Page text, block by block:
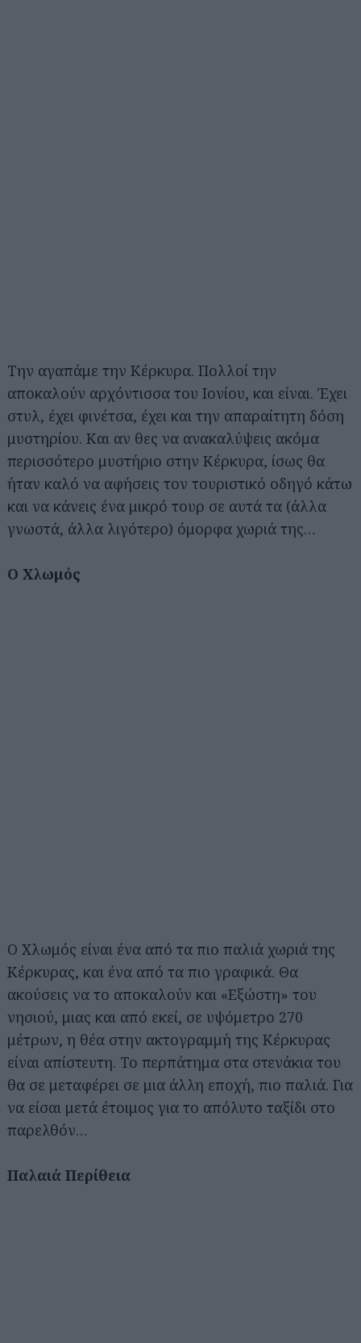
Την αγαπάμε την Κέρκυρα. Πολλοί την
αποκαλούν αρχόντισσα του Ιονίου, και είναι. Έχει
στυλ, έχει φινέτσα, έχει και την απαραίτητη δόση
μυστηρίου. Και αν θες να ανακαλύψεις ακόμα
περισσότερο μυστήριο στην Κέρκυρα, ίσως θα
ήταν καλό να αφήσεις τον τουριστικό οδηγό κάτω
και να κάνεις ένα μικρό τουρ σε αυτά τα (άλλα
γνωστά, άλλα λιγότερο) όμορφα χωριά της…
Ο Χλωμός
Ο Χλωμός είναι ένα από τα πιο παλιά χωριά της
Κέρκυρας, και ένα από τα πιο γραφικά. Θα
ακούσεις να το αποκαλούν και «Εξώστη» του
νησιού, μιας και από εκεί, σε υψόμετρο 270
μέτρων, η θέα στην ακτογραμμή της Κέρκυρας
είναι απίστευτη. Το περπάτημα στα στενάκια του
θα σε μεταφέρει σε μια άλλη εποχή, πιο παλιά. Για
να είσαι μετά έτοιμος για το απόλυτο ταξίδι στο
παρελθόν…
Παλαιά Περίθεια